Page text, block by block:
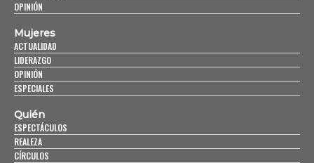
OPINIÓN
Mujeres
ACTUALIDAD
LIDERAZGO
OPINIÓN
ESPECIALES
Quién
ESPECTÁCULOS
REALEZA
CÍRCULOS